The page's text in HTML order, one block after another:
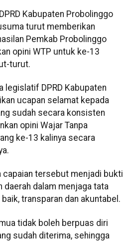
Kabupaten Probolinggo
turut memberikan
Pemkab Probolinggo
opini WTP untuk ke-13
turut.
legislatif DPRD Kabupaten
ucapan selamat kepada
sudah secara konsisten
opini Wajar Tanpa
ke-13 kalinya secara
capaian tersebut menjadi bukti
daerah dalam menjaga tata
transparan dan akuntabel.
tidak boleh berpuas diri
sudah diterima, sehingga